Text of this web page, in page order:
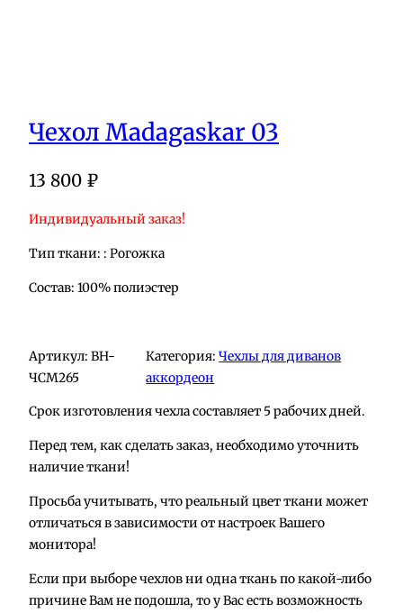
Чехол Madagaskar 03
13 800 ₽
Индивидуальный заказ!
Тип ткани: : Рогожка
Состав: 100% полиэстер
Артикул: BH-
ЧСМ265
Категория:Чехлы для диванов
аккордеон
Срок изготовления чехла составляет 5 рабочих дней.
Перед тем, как сделать заказ, необходимо уточнить
наличие ткани!
Просьба учитывать, что реальный цвет ткани может
отличаться в зависимости от настроек Вашего
монитора!
Если при выборе чехлов ни одна ткань по какой-либо
причине Вам не подошла, то у Вас есть возможность